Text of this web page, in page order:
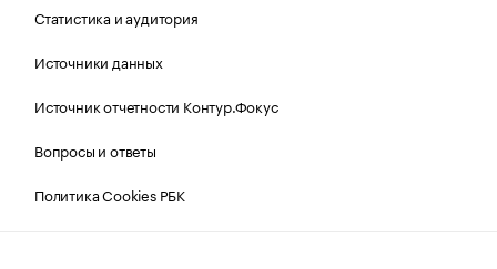
Статистика и аудитория
Источники данных
Источник отчетности Контур.Фокус
Вопросы и ответы
Политика Cookies РБК